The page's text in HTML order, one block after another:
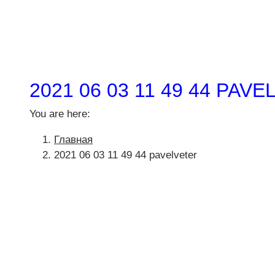
2021 06 03 11 49 44
You are here:
Главная
2021 06 03 11 49 44 pavelveter